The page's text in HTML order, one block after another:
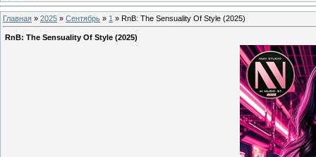
Главная » 2025 » Сентябрь » 1 » RnB: The Sensuality Of Style (2025)
RnB: The Sensuality Of Style (2025)